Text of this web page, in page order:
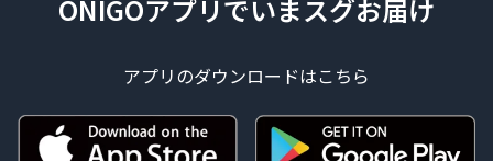
ONIGOアプリでいまスグお届け
アプリのダウンロードはこちら